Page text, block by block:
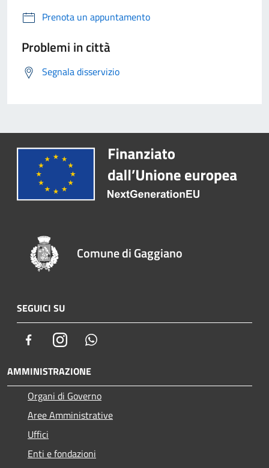
Prenota un appuntamento
Problemi in città
Segnala disservizio
Comune di Gaggiano
SEGUICI SU
FacebookInstagram
AMMINISTRAZIONE
Organi di Governo
Aree Amministrative
Uffici
Enti e fondazioni